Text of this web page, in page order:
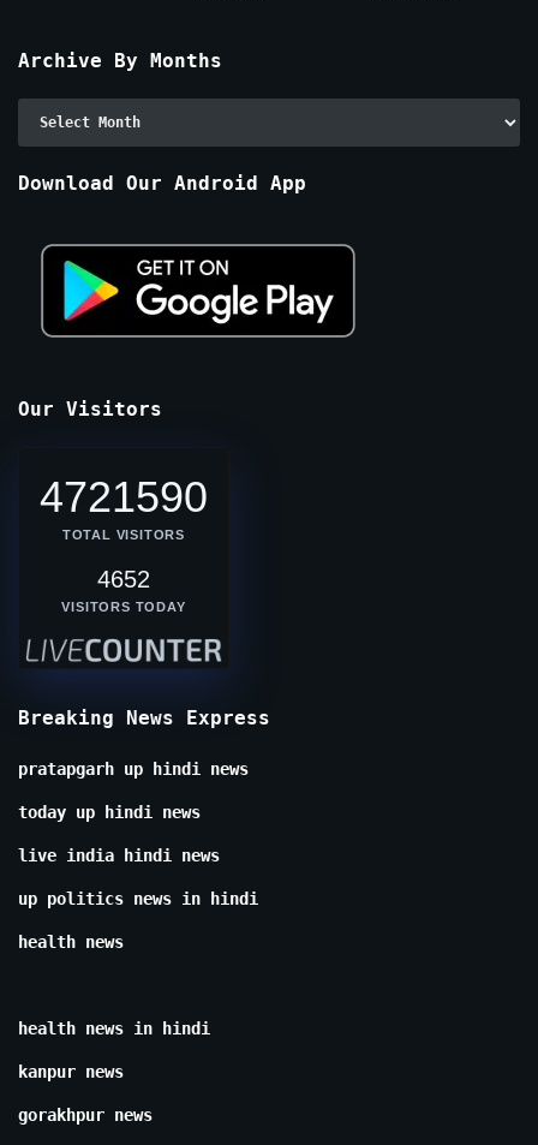
Archive By Months
Download Our Android App
Our Visitors
4721590
TOTAL VISITORS
4652
VISITORS TODAY
Breaking News Express
pratapgarh up hindi news
today up hindi news
live india hindi news
up politics news in hindi
health news
health news in hindi
kanpur news
gorakhpur news